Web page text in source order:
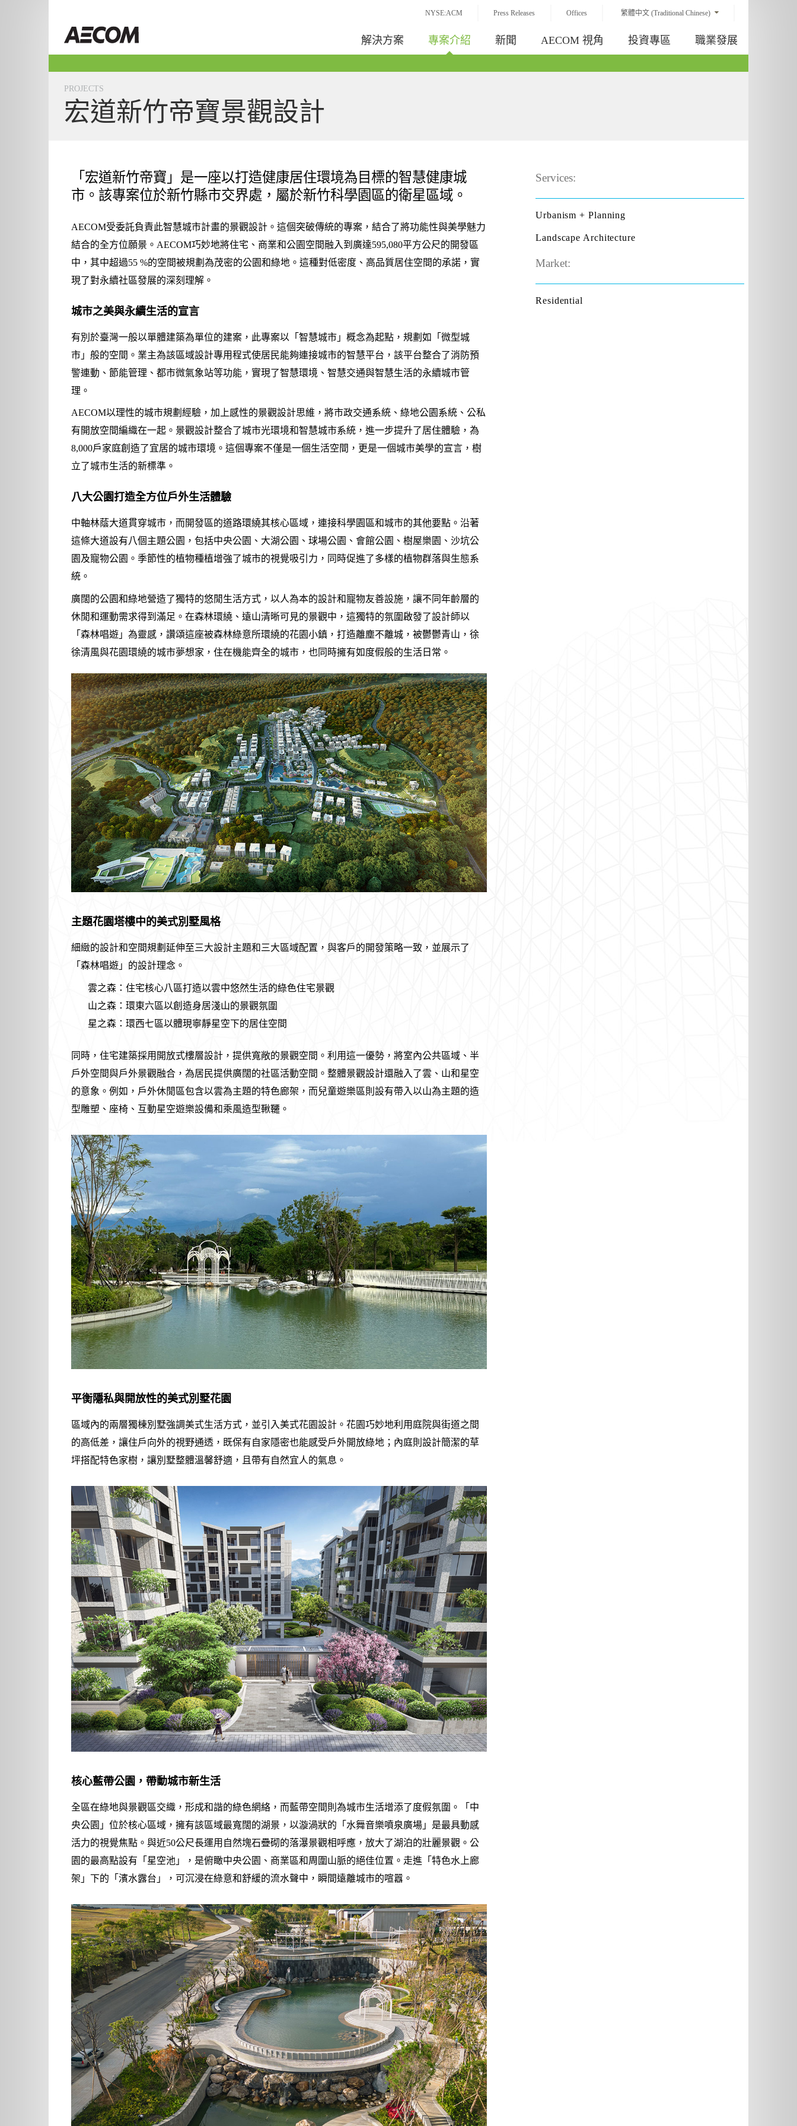
content
NYSE:ACM Press Releases Offices 繁體中文 (Traditional Chinese)
解決方案 專案介紹 新聞 AECOM 視角 投資專區 職業發展
PROJECTS
宏道新竹帝寶景觀設計
「宏道新竹帝寶」是一座以打造健康居住環境為目標的智慧健康城
市。該專案位於新竹縣市交界處，屬於新竹科學園區的衛星區域。
AECOM受委託負責此智慧城市計畫的景觀設計。這個突破傳統的專案，結合了將功能性與美學魅力
結合的全方位願景。AECOM巧妙地將住宅、商業和公園空間融入到廣達595,080平方公尺的開發區
中，其中超過55 %的空間被規劃為茂密的公園和綠地。這種對低密度、高品質居住空間的承諾，實
現了對永續社區發展的深刻理解。
城市之美與永續生活的宣言
有別於臺灣一般以單體建築為單位的建案，此專案以「智慧城市」概念為起點，規劃如「微型城
市」般的空間。業主為該區域設計專用程式使居民能夠連接城市的智慧平台，該平台整合了消防預
警連動、節能管理、都市微氣象站等功能，實現了智慧環境、智慧交通與智慧生活的永續城市管
理。
AECOM以理性的城市規劃經驗，加上感性的景觀設計思維，將市政交通系統、綠地公園系統、公私
有開放空間編織在一起。景觀設計整合了城市光環境和智慧城市系統，進一步提升了居住體驗，為
8,000戶家庭創造了宜居的城市環境。這個專案不僅是一個生活空間，更是一個城市美學的宣言，樹
立了城市生活的新標準。
八大公園打造全方位戶外生活體驗
中軸林蔭大道貫穿城市，而開發區的道路環繞其核心區域，連接科學園區和城市的其他要點。沿著
這條大道設有八個主題公園，包括中央公園、大湖公園、球場公園、會館公園、樹屋樂園、沙坑公
園及寵物公園。季節性的植物種植增強了城市的視覺吸引力，同時促進了多樣的植物群落與生態系
統。
廣闊的公園和綠地營造了獨特的悠閒生活方式，以人為本的設計和寵物友善設施，讓不同年齡層的
休閒和運動需求得到滿足。在森林環繞、遠山清晰可見的景觀中，這獨特的氛圍啟發了設計師以
「森林唱遊」為靈感，讚頌這座被森林綠意所環繞的花園小鎮，打造離塵不離城，被鬱鬱青山，徐
徐清風與花園環繞的城市夢想家，住在機能齊全的城市，也同時擁有如度假般的生活日常。
主題花園塔樓中的美式別墅風格
細緻的設計和空間規劃延伸至三大設計主題和三大區域配置，與客戶的開發策略一致，並展示了
「森林唱遊」的設計理念。
雲之森：住宅核心八區打造以雲中悠然生活的綠色住宅景觀
山之森：環東六區以創造身居淺山的景觀氛圍
星之森：環西七區以體現寧靜星空下的居住空間
同時，住宅建築採用開放式樓層設計，提供寬敞的景觀空間。利用這一優勢，將室內公共區域、半
戶外空間與戶外景觀融合，為居民提供廣闊的社區活動空間。整體景觀設計還融入了雲、山和星空
的意象。例如，戶外休閒區包含以雲為主題的特色廊架，而兒童遊樂區則設有帶入以山為主題的造
型雕塑、座椅、互動星空遊樂設備和乘風造型鞦韆。
平衡隱私與開放性的美式別墅花園
區域內的兩層獨棟別墅強調美式生活方式，並引入美式花園設計。花園巧妙地利用庭院與街道之間
的高低差，讓住戶向外的視野通透，既保有自家隱密也能感受戶外開放綠地；內庭則設計簡潔的草
坪搭配特色家樹，讓別墅整體溫馨舒適，且帶有自然宜人的氣息。
核心藍帶公園，帶動城市新生活
全區在綠地與景觀區交織，形成和諧的綠色網絡，而藍帶空間則為城市生活增添了度假氛圍。「中
央公園」位於核心區域，擁有該區域最寬闊的湖景，以漩渦狀的「水舞音樂噴泉廣場」是最具動感
活力的視覺焦點。與近50公尺長運用自然塊石疊砌的落瀑景觀相呼應，放大了湖泊的壯麗景觀。公
園的最高點設有「星空池」，是俯瞰中央公園、商業區和周圍山脈的絕佳位置。走進「特色水上廊
架」下的「濱水露台」，可沉浸在綠意和舒緩的流水聲中，瞬間遠離城市的喧囂。
Services:
Urbanism + Planning
Landscape Architecture
Market:
Residential